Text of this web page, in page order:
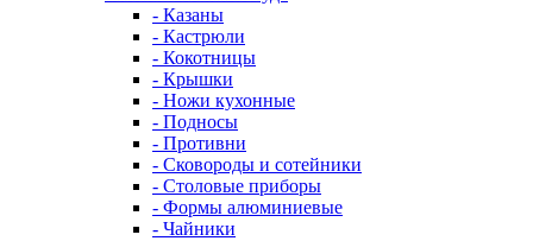
- Казаны
- Кастрюли
- Кокотницы
- Крышки
- Ножи кухонные
- Подносы
- Противни
- Сковороды и сотейники
- Столовые приборы
- Формы алюминиевые
- Чайники